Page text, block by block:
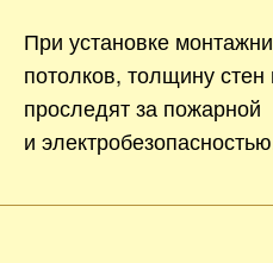
При установке
потолков, толщину
проследят за пожарной
и